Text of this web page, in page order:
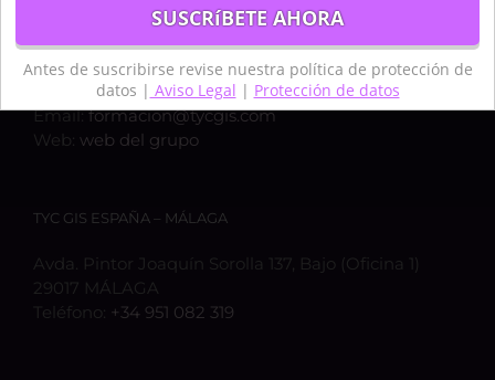
Calle Bravo Murillo 50, 1ºC,
28003, MADRID
Teléfono:+34 910 325 482
+34 635 619 882
Email:formacion@tycgis.com
Web: web del grupo
TYC GIS ESPAÑA – MÁLAGA
Avda. Pintor Joaquín Sorolla 137, Bajo (Oficina 1)
29017 MÁLAGA
Teléfono: +34 951 082 319
Antes de suscribirse revise nuestra política de protección de
datos | Aviso Legal | Protección de datos